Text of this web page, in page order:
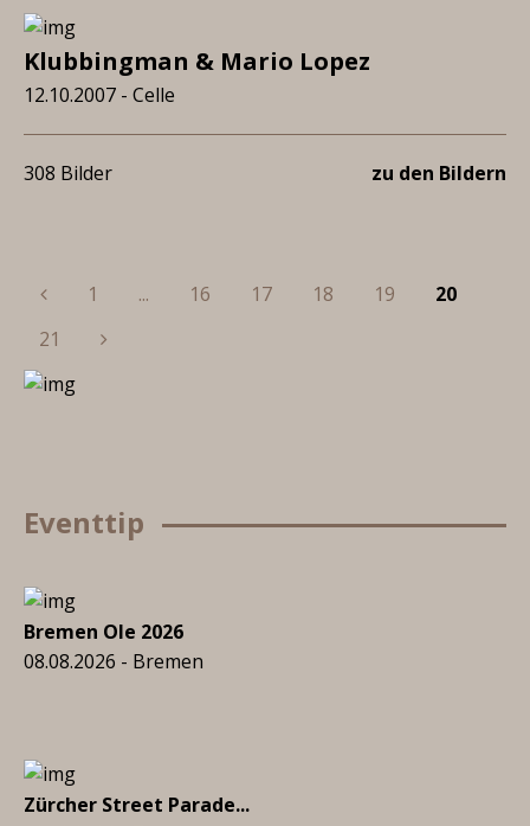
Klubbingman & Mario Lopez
12.10.2007 - Celle
308 Bilder zu den Bildern
Previous
1 ... 16 17 18 19
20
21
Eventtip
Bremen Ole 2026
08.08.2026 - Bremen
Zürcher Street Parade...